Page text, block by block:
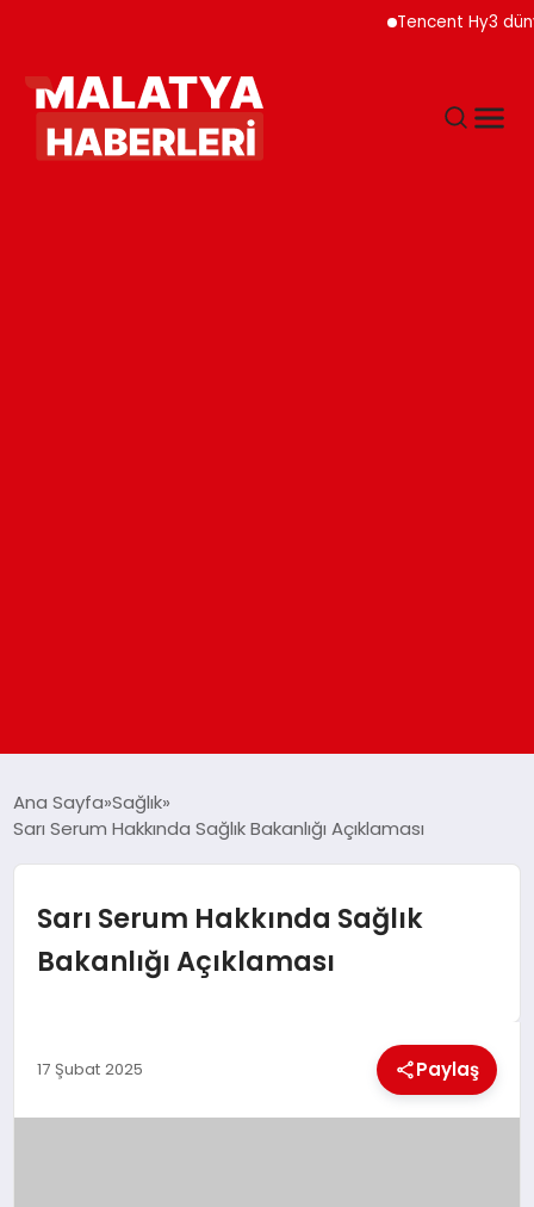
Tencent Hy3 dünya
DÜNYA
EKONOMI
Ana Sayfa Sağlık
Sarı Serum Hakkında Sağlık Bakanlığı Açıklaması
Sarı Serum Hakkında Sağlık
Bakanlığı Açıklaması
17 Şubat 2025 Paylaş